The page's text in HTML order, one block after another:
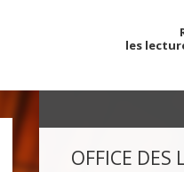
les
OFFICE DES